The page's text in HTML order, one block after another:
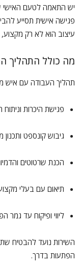
יש התאמה לטעם האישי
פגישה אישית תסייע
עיצוב הוא לא רק
מה כולל התהליך
תהליך העבודה עם איש
פגישת היכרות וניתוח
גיבוש קונספט ותכנון
הכנת שרטוטים
תיאום עם בעלי
ליווי ופיקוח עד גמר
השירות נועד להבטיח
הפתעות בדרך.